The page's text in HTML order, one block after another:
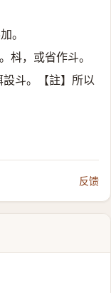
。
枓，或省作斗。
設斗。【註】所以
反馈